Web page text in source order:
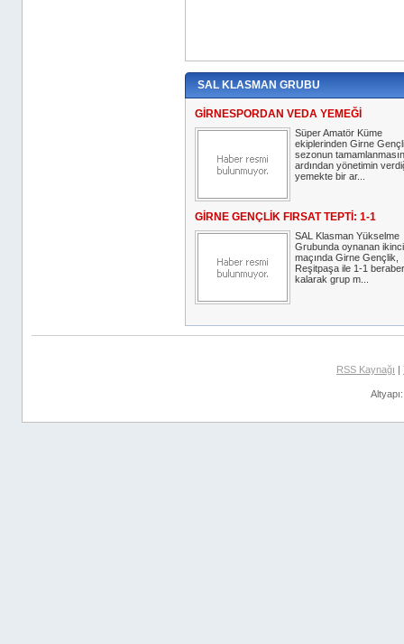
SAL KLASMAN GRUBU
GİRNESPORDAN VEDA YEMEĞİ
Süper Amatör Küme
ekiplerinden Girne
sezonun
ardından yönetimin
yemekte bir ar...
GİRNE GENÇLİK FIRSAT TEPTİ: 1-1
SAL Klasman Yükselme
Grubunda oynanan
maçında Girne Gençlik,
Reşitpaşa ile 1-1
kalarak grup m...
RSS Kaynağı |